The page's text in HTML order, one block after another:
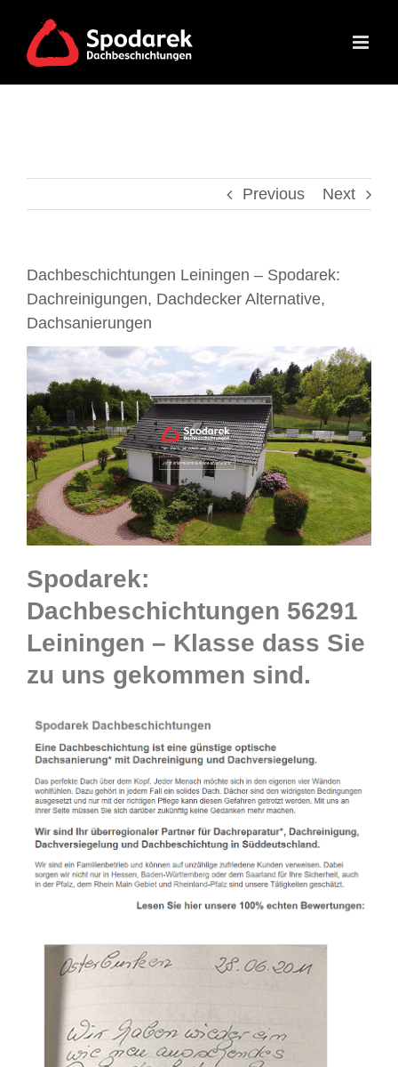
content
Previous Next
Dachbeschichtungen Leiningen – Spodarek:
Dachreinigungen, Dachdecker Alternative,
Dachsanierungen
Spodarek:
Dachbeschichtungen 56291
Leiningen – Klasse dass Sie
zu uns gekommen sind.